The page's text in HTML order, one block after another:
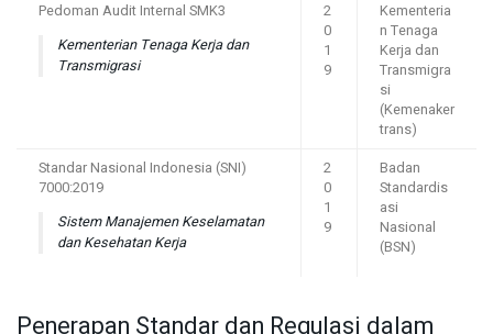
Pedoman Audit Internal SMK3
Kementerian Tenaga Kerja dan
Transmigrasi
2
0
1
9
Kementeria
n Tenaga
Kerja dan
Transmigra
si
(Kemenaker
trans)
Standar Nasional Indonesia (SNI)
7000:2019
Sistem Manajemen Keselamatan
dan Kesehatan Kerja
2
0
1
9
Badan
Standardis
asi
Nasional
(BSN)
Penerapan Standar dan Regulasi dalam